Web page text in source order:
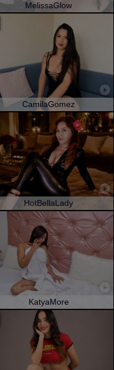
MelissaGlow
CamilaGomez
HotBellaLady
KatyaMore